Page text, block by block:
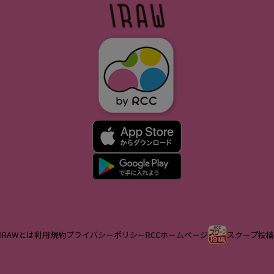
IRAWとは利用規約プライバシーポリシーRCCホームページ スクープ投稿